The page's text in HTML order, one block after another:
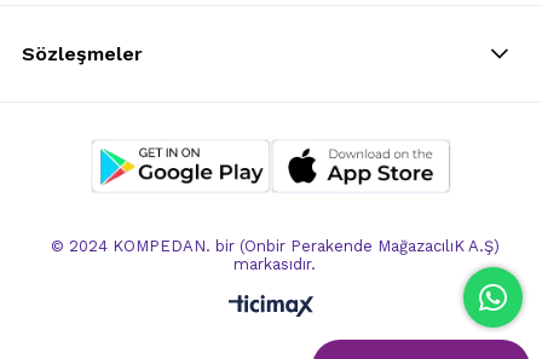
Sözleşmeler
© 2024 KOMPEDAN. bir (Onbir Perakende MağazacılıK A.Ş)
markasıdır.